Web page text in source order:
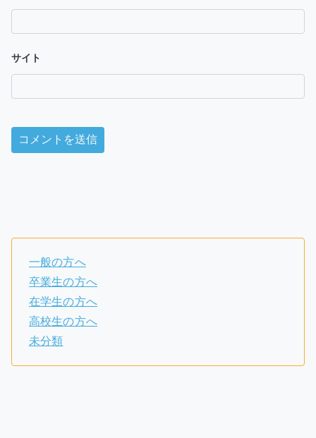
サイト
一般の方へ
卒業生の方へ
在学生の方へ
高校生の方へ
未分類